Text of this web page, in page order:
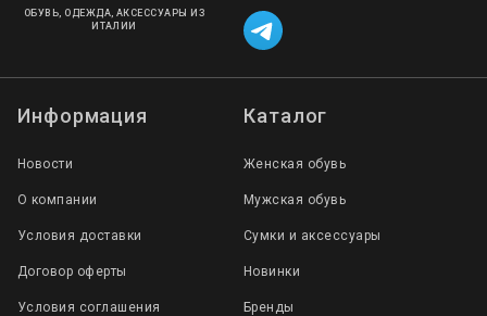
ОБУВЬ, ОДЕЖДА, АКСЕССУАРЫ ИЗ
ИТАЛИИ
Информация
Новости
О компании
Условия доставки
Договор оферты
Условия соглашения
Каталог
Женская обувь
Мужская обувь
Сумки и аксессуары
Новинки
Бренды